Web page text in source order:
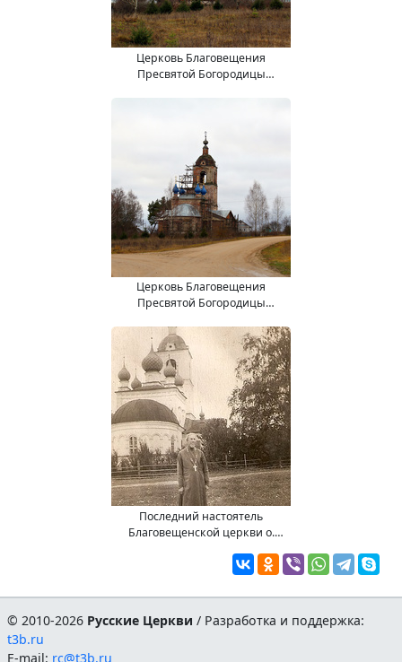
Церковь Благовещения
Пресвятой Богородицы
Церковь Благовещения
Пресвятой Богородицы
Последний настоятель
Благовещенской церкви о.
© 2010-2026 Русские Церкви / Разработка и поддержка:
t3b.ru
E-mail: rc@t3b.ru